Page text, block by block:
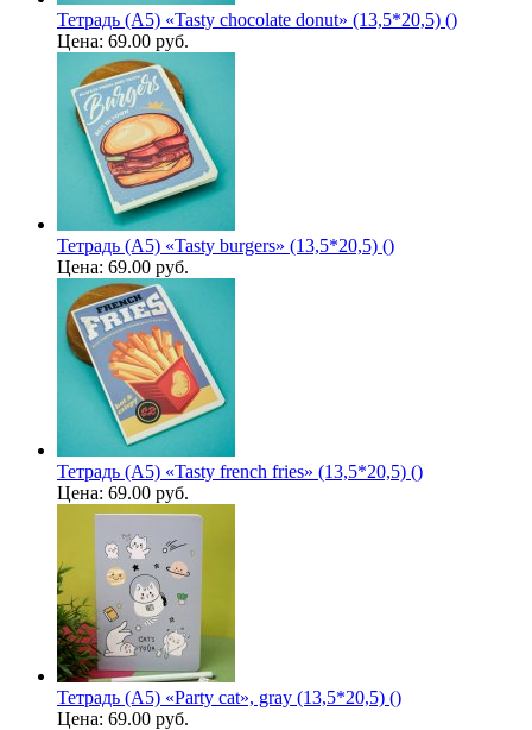
Тетрадь (A5) «Tasty chocolate donut» (13,5*20,5) ()
Цена: 69.00 руб.
Тетрадь (A5) «Tasty burgers» (13,5*20,5) ()
Цена: 69.00 руб.
Тетрадь (A5) «Tasty french fries» (13,5*20,5) ()
Цена: 69.00 руб.
Тетрадь (A5) «Party cat», gray (13,5*20,5) ()
Цена: 69.00 руб.